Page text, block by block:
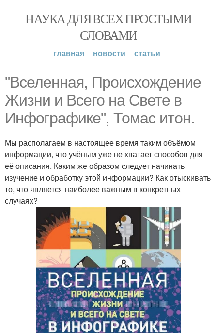
НАУКА ДЛЯ ВСЕХ ПРОСТЫМИ
СЛОВАМИ
главная новости статьи
"Bселенная, Происхождение
Жизни и Всего на Свете в
Инфографике", Томас итон.
Мы располагаем в настоящее время таким объёмом
информации, что учёным уже не хватает способов для
её описания. Каким же образом следует начинать
изучение и обработку этой информации? Как отыскивать
то, что является наиболее важным в конкретных
случаях?